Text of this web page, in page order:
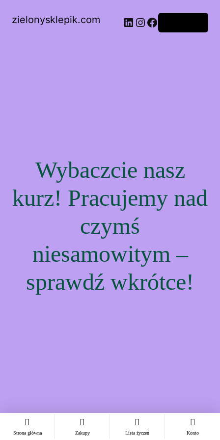
zielonysklepik.com LinkedIn
Instagram
Facebook
Wybaczcie nasz
kurz! Pracujemy nad
czymś
niesamowitym –
sprawdź wkrótce!
Strona główna Zakupy Lista życzeń Konto